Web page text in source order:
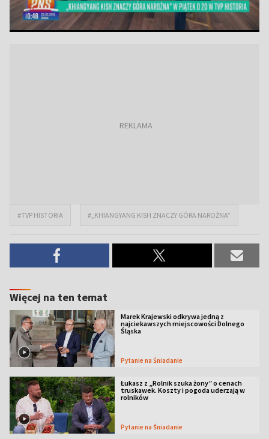
#TVP HISTORIA #„KHIANGYANG KISH ZNACZY GÓRA NAROŻNA”
Więcej na ten temat
Marek Krajewski odkrywa jedną z
najciekawszych miejscowości Dolnego
Śląska
Pytanie na Śniadanie
Łukasz z „Rolnik szuka żony” o cenach
truskawek. Koszty i pogoda uderzają w
rolników
Pytanie na Śniadanie